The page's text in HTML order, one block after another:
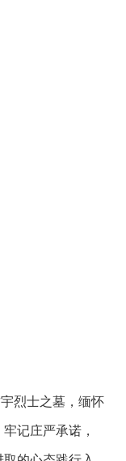
烈士之墓，缅怀
记庄严承诺，